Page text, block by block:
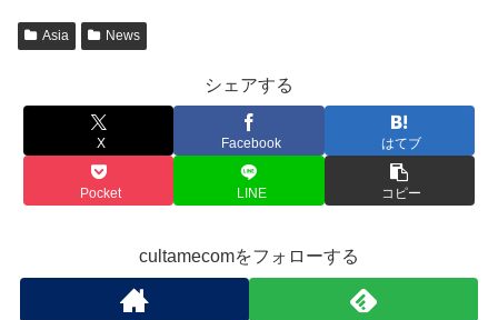
Asia News
シェアする
X Facebook はてブ
Pocket LINE コピー
cultamecomをフォローする